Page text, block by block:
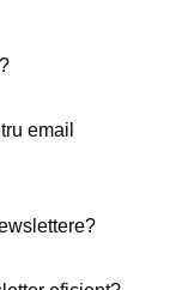
email